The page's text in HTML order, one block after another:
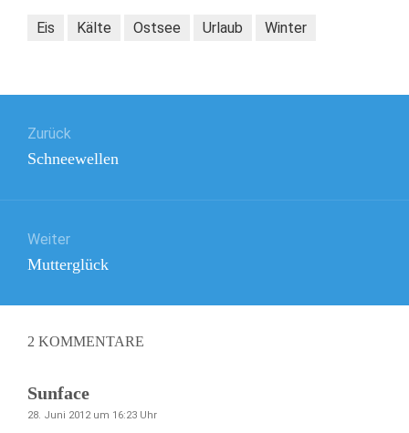
Eis Kälte Ostsee Urlaub Winter
Zurück
Vorheriger
Schneewellen
Weiter
Nächster
Mutterglück
2 KOMMENTARE
Sunface
28. Juni 2012 um 16:23 Uhr